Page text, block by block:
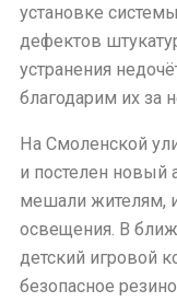
установке
дефектов
устранения
благодарим их за
На Смоленской
и постелен новый
мешали жителям,
освещения. В
детский игровой
безопасное